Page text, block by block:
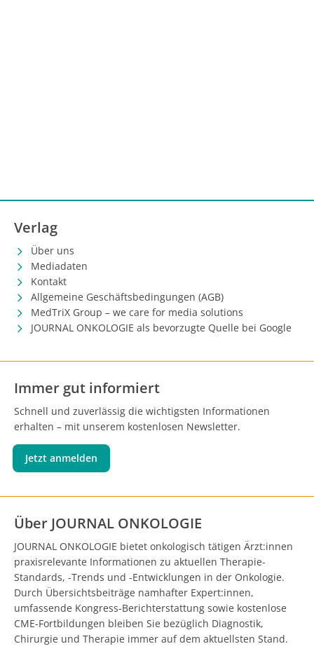
Verlag
Über uns
Mediadaten
Kontakt
Allgemeine Geschäftsbedingungen (AGB)
MedTriX Group – we care for media solutions
JOURNAL ONKOLOGIE als bevorzugte Quelle bei Google
Immer gut informiert
Schnell und zuverlässig die wichtigsten Informationen
erhalten – mit unserem kostenlosen Newsletter.
Jetzt anmelden
Über JOURNAL ONKOLOGIE
JOURNAL ONKOLOGIE bietet onkologisch tätigen Ärzt:innen
praxisrelevante Informationen zu aktuellen Therapie-
Standards, -Trends und -Entwicklungen in der Onkologie.
Durch Übersichtsbeiträge namhafter Expert:innen,
umfassende Kongress-Berichterstattung sowie kostenlose
CME-Fortbildungen bleiben Sie bezüglich Diagnostik,
Chirurgie und Therapie immer auf dem aktuellsten Stand.